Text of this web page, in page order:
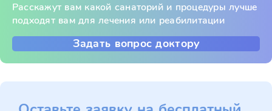
Расскажут вам какой санаторий и процедуры лучше
подходят вам для лечения или реабилитации
Задать вопрос доктору